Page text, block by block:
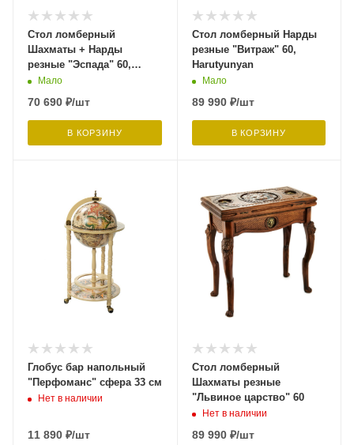
Стол ломберный
Шахматы + Нарды
резные "Эспада" 60,
Harutyunyan
Мало
70 690 ₽/шт
В КОРЗИНУ
Стол ломберный Нарды
резные "Витраж" 60,
Harutyunyan
Мало
89 990₽/шт
В КОРЗИНУ
Глобус бар напольный
"Перфоманс" сфера 33 см
Нет в наличии
11 890 ₽/шт
Стол ломберный
Шахматы резные
"Львиное царство" 60
Нет в наличии
89 990₽/шт